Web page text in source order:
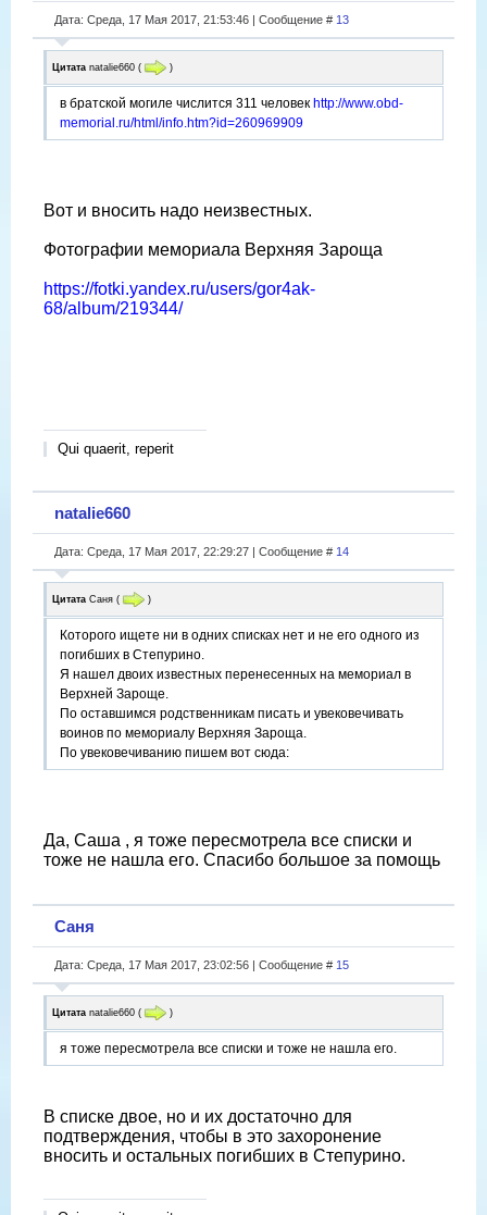
Дата: Среда, 17 Мая 2017, 21:53:46 | Сообщение # 13
Цитата natalie660 ( )
в братской могиле числится 311 человек http://www.obd-
memorial.ru/html/info.htm?id=260969909
Вот и вносить надо неизвестных.
Фотографии мемориала Верхняя Зароща
https://fotki.yandex.ru/users/gor4ak-
68/album/219344/
Qui quaerit, reperit
natalie660
Дата: Среда, 17 Мая 2017, 22:29:27 | Сообщение # 14
Цитата Саня ( )
Которого ищете ни в одних списках нет и не его одного из
погибших в Степурино.
Я нашел двоих известных перенесенных на мемориал в
Верхней Зароще.
По оставшимся родственникам писать и увековечивать
воинов по мемориалу Верхняя Зароща.
По увековечиванию пишем вот сюда:
Да, Саша , я тоже пересмотрела все списки и
тоже не нашла его. Спасибо большое за помощь
Саня
Дата: Среда, 17 Мая 2017, 23:02:56 | Сообщение # 15
Цитата natalie660 ( )
я тоже пересмотрела все списки и тоже не нашла его.
В списке двое, но и их достаточно для
подтверждения, чтобы в это захоронение
вносить и остальных погибших в Степурино.